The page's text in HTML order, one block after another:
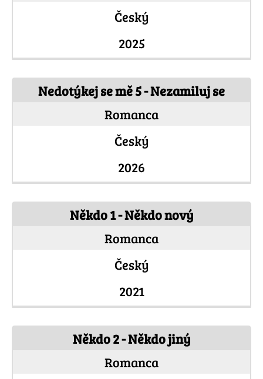
Český
2025
Nedotýkej se mě 5 - Nezamiluj se
Romanca
Český
2026
Někdo 1 - Někdo nový
Romanca
Český
2021
Někdo 2 - Někdo jiný
Romanca